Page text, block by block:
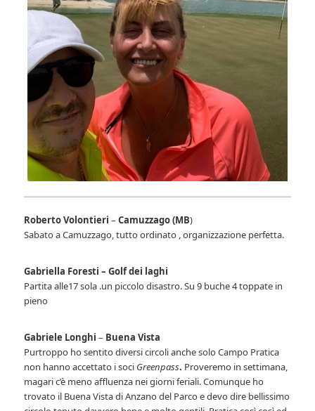
Roberto Volontieri –Camuzzago (MB)
Sabato a Camuzzago, tutto ordinato , organizzazione perfetta.
Gabriella Foresti – Golf dei laghi
Partita alle17 sola .un piccolo disastro. Su 9 buche 4 toppate in
pieno
Gabriele Longhi – Buena Vista
Purtroppo ho sentito diversi circoli anche solo Campo Pratica
non hanno accettato i soci Greenpass. Proveremo in settimana,
magari c’è meno affluenza nei giorni feriali. Comunque ho
trovato il Buena Vista di Anzano del Parco e devo dire bellissimo